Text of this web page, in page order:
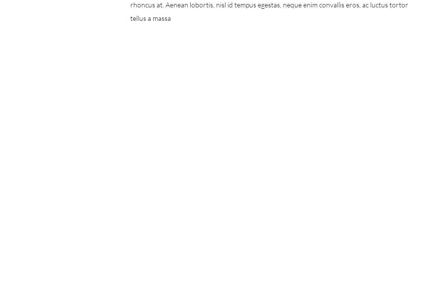
rhoncus at. Aenean lobortis, nisl id tempus egestas, neque enim convallis eros, ac luctus tortor
tellus a massa